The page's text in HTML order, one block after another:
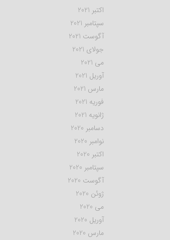
اکتبر 2021
سپتامبر 2021
آگوست 2021
جولای 2021
می 2021
آوریل 2021
مارس 2021
فوریه 2021
ژانویه 2021
دسامبر 2020
نوامبر 2020
اکتبر 2020
سپتامبر 2020
آگوست 2020
ژوئن 2020
می 2020
آوریل 2020
مارس 2020